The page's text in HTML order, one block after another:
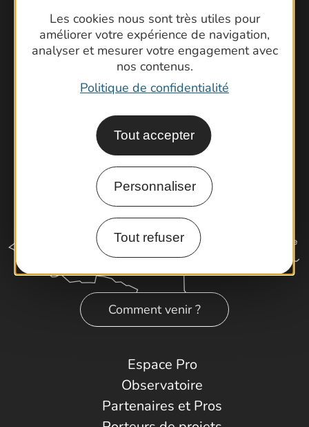
Les cookies nous sont très utiles pour
améliorer votre expérience de navigation,
analyser et mesurer votre engagement avec
nos contenus.
Politique de confidentialité
Tout accepter
Personnaliser
Tout refuser
Foire aux questions
Brochures
Cartoguides et Topoguides
Latitude Gard
Comment venir ?
Espace Pro
Observatoire
Partenaires et Pros